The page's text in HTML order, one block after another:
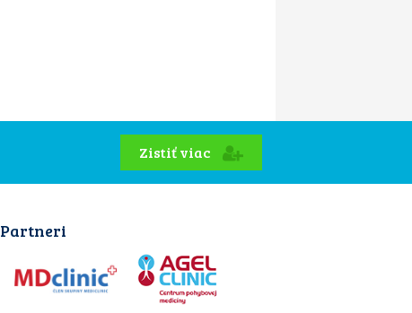
Zistiť viac
Partneri